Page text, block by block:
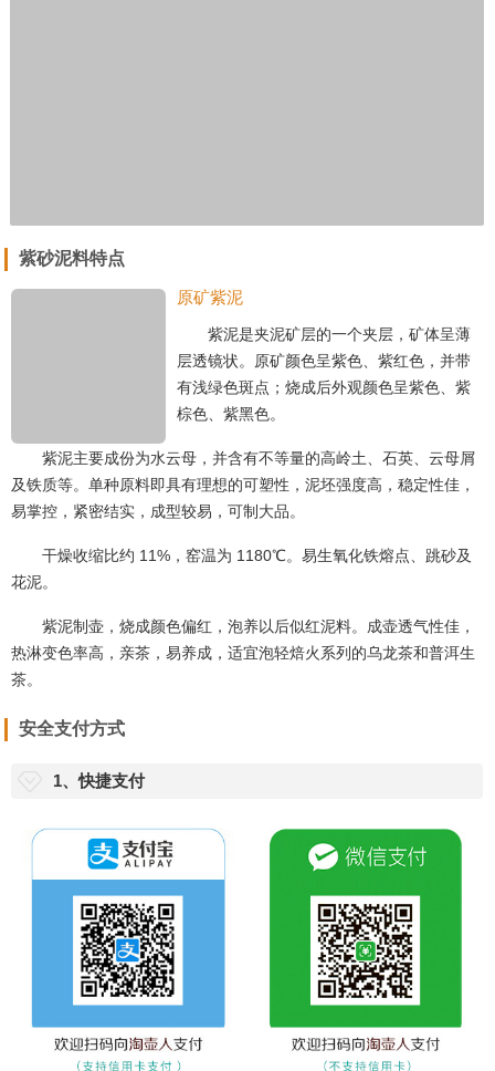
紫砂泥料特点
原矿紫泥
紫泥是夹泥矿层的一个夹层，矿体呈薄
层透镜状。原矿颜色呈紫色、紫红色，并带
有浅绿色斑点；烧成后外观颜色呈紫色、紫
棕色、紫黑色。
紫泥主要成份为水云母，并含有不等量的高岭土、石英、云母屑
及铁质等。单种原料即具有理想的可塑性，泥坯强度高，稳定性佳，
易掌控，紧密结实，成型较易，可制大品。
干燥收缩比约 11%，窑温为 1180℃。易生氧化铁熔点、跳砂及
花泥。
紫泥制壶，烧成颜色偏红，泡养以后似红泥料。成壶透气性佳，
热淋变色率高，亲茶，易养成，适宜泡轻焙火系列的乌龙茶和普洱生
茶。
安全支付方式
1、快捷支付